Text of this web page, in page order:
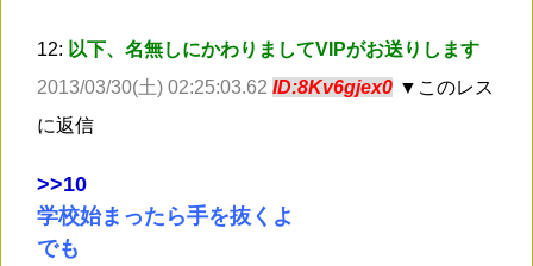
12: 以下、名無しにかわりましてVIPがお送りします
2013/03/30(土) 02:25:03.62 ID:8Kv6gjex0 ▼このレス
に返信
>>10
学校始まったら手を抜くよ
でも